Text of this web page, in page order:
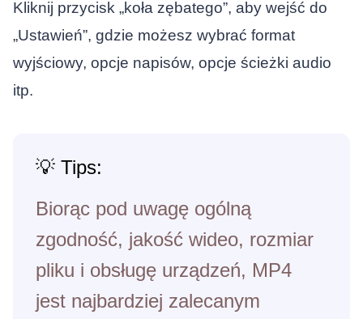
Kliknij przycisk „koła zębatego”, aby wejść do
„Ustawień”, gdzie możesz wybrać format
wyjściowy, opcje napisów, opcje ścieżki audio
itp.
💡 Tips:
Biorąc pod uwagę ogólną
zgodność, jakość wideo, rozmiar
pliku i obsługę urządzeń, MP4
jest najbardziej zalecanym